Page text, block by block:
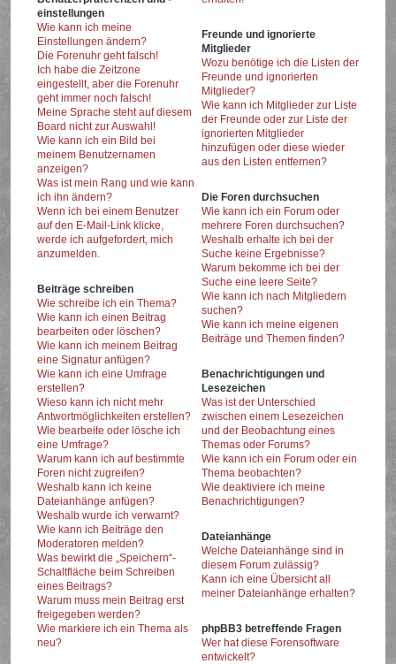
einstellungen
Wie kann ich meine
Einstellungen ändern?
Die Forenuhr geht falsch!
Ich habe die Zeitzone
eingestellt, aber die Forenuhr
geht immer noch falsch!
Meine Sprache steht auf diesem
Board nicht zur Auswahl!
Wie kann ich ein Bild bei
meinem Benutzernamen
anzeigen?
Was ist mein Rang und wie kann
ich ihn ändern?
Wenn ich bei einem Benutzer
auf den E-Mail-Link klicke,
werde ich aufgefordert, mich
anzumelden.
Beiträge schreiben
Wie schreibe ich ein Thema?
Wie kann ich einen Beitrag
bearbeiten oder löschen?
Wie kann ich meinem Beitrag
eine Signatur anfügen?
Wie kann ich eine Umfrage
erstellen?
Wieso kann ich nicht mehr
Antwortmöglichkeiten erstellen?
Wie bearbeite oder lösche ich
eine Umfrage?
Warum kann ich auf bestimmte
Foren nicht zugreifen?
Weshalb kann ich keine
Dateianhänge anfügen?
Weshalb wurde ich verwarnt?
Wie kann ich Beiträge den
Moderatoren melden?
Was bewirkt die „Speichern“-
Schaltfläche beim Schreiben
eines Beitrags?
Warum muss mein Beitrag erst
freigegeben werden?
Wie markiere ich ein Thema als
neu?
Freunde und ignorierte
Mitglieder
Wozu benötige ich die Listen der
Freunde und ignorierten
Mitglieder?
Wie kann ich Mitglieder zur Liste
der Freunde oder zur Liste der
ignorierten Mitglieder
hinzufügen oder diese wieder
aus den Listen entfernen?
Die Foren durchsuchen
Wie kann ich ein Forum oder
mehrere Foren durchsuchen?
Weshalb erhalte ich bei der
Suche keine Ergebnisse?
Warum bekomme ich bei der
Suche eine leere Seite?
Wie kann ich nach Mitgliedern
suchen?
Wie kann ich meine eigenen
Beiträge und Themen finden?
Benachrichtigungen und
Lesezeichen
Was ist der Unterschied
zwischen einem Lesezeichen
und der Beobachtung eines
Themas oder Forums?
Wie kann ich ein Forum oder ein
Thema beobachten?
Wie deaktiviere ich meine
Benachrichtigungen?
Dateianhänge
Welche Dateianhänge sind in
diesem Forum zulässig?
Kann ich eine Übersicht all
meiner Dateianhänge erhalten?
phpBB3 betreffende Fragen
Wer hat diese Forensoftware
entwickelt?